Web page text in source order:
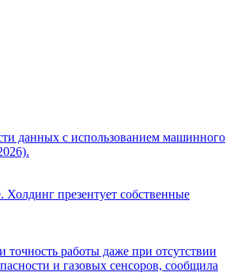
данных с использованием машинного
презентует собственные
точность работы даже при отсутствии
и газовых сенсоров, сообщила